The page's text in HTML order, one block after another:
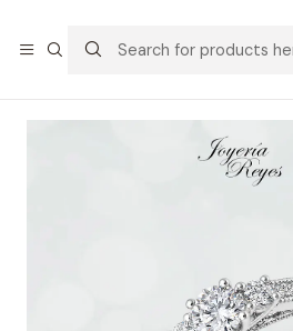
Anillo de plata rodinada
modelo SL31776A1